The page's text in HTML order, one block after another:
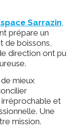
Sarrazin
prépare un
de boissons,
direction ont pu
mieux
et
Une
mission.